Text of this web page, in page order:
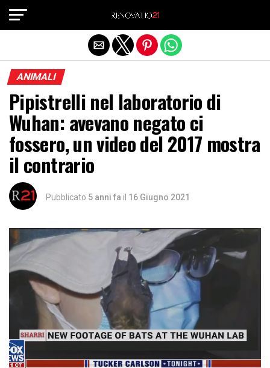
ANIMALI
Pipistrelli nel laboratorio di
Wuhan: avevano negato ci
fossero, un video del 2017 mostra
il contrario
Pubblicato 5 anni fa il 16 Giugno 2021
Exit mobile version